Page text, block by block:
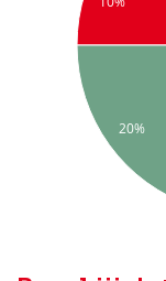
20%